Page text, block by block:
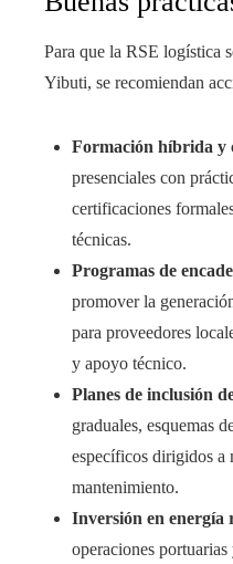
Para que la RSE logística
Yibuti, se recomiendan
Formación híbrida y
presenciales con
certificaciones
técnicas.
Programas de
promover la
para proveedores
y apoyo técnico.
Planes de inclusión
graduales, esquemas
específicos dirigidos a
mantenimiento.
Inversión en energía
operaciones